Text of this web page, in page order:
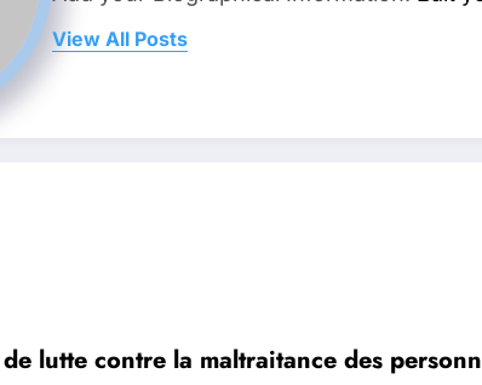
View All Posts
lutte contre la maltraitance des